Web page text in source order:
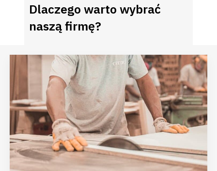
Dlaczego warto wybrać
naszą firmę?